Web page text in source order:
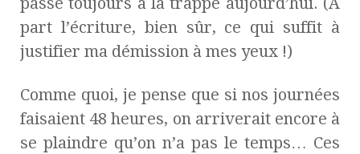
part l’écriture, bien sûr, ce qui suffit à
justifier ma démission à mes yeux !)
Comme quoi, je pense que si nos journées
faisaient 48 heures, on arriverait encore à
se plaindre qu’on n’a pas le temps… Ces